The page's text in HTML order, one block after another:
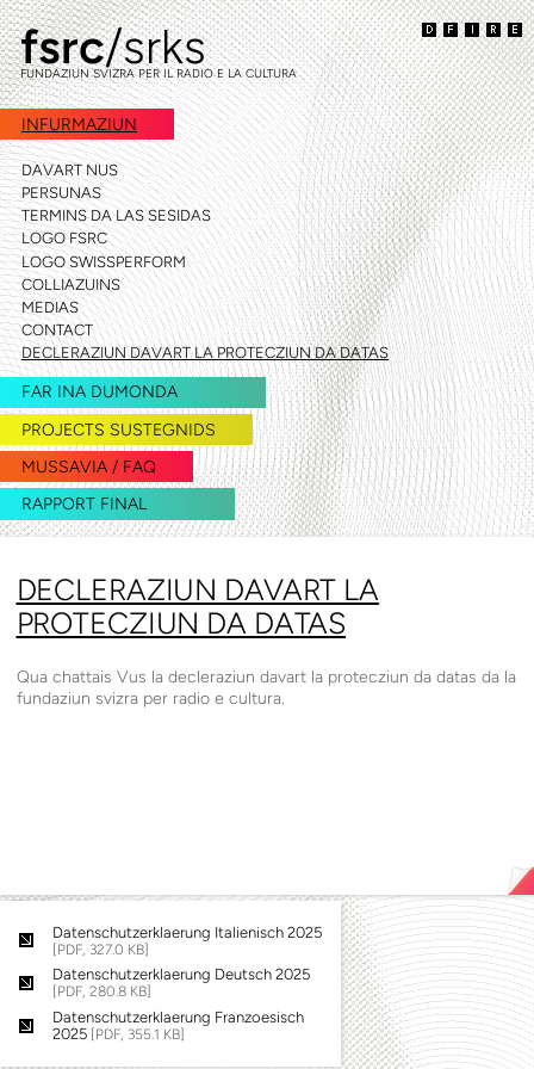
siglir
a
la
navigaziun
siglir
al
cuntegn
fsrc/srks
FUNDAZIUN SVIZRA PER IL RADIO E LA CULTURA
INFURMAZIUN
DAVART NUS
PERSUNAS
TERMINS DA LAS SESIDAS
LOGO FSRC
LOGO SWISSPERFORM
COLLIAZUINS
MEDIAS
CONTACT
DECLERAZIUN DAVART LA PROTECZIUN DA DATAS
FAR INA DUMONDA
PROJECTS SUSTEGNIDS
MUSSAVIA / FAQ
RAPPORT FINAL
DECLERAZIUN DAVART LA
PROTECZIUN DA DATAS
Qua chattais Vus la decleraziun davart la protecziun da datas da la
fundaziun svizra per radio e cultura.
Datenschutzerklaerung Italienisch 2025
[PDF, 327.0 KB]
Datenschutzerklaerung Deutsch 2025
[PDF, 280.8 KB]
Datenschutzerklaerung Franzoesisch
2025 [PDF, 355.1 KB]